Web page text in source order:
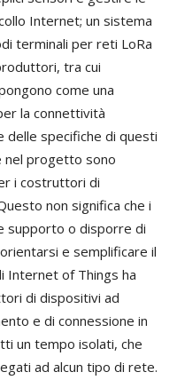
Internet; un sistema
terminali per reti LoRa
tra cui
come una
la connettività
delle specifiche di questi
nel progetto sono
i costruttori di
non significa che i
supporto o disporre di
e semplificare il
Internet of Things ha
di dispositivi ad
e di connessione in
un tempo isolati, che
ad alcun tipo di rete.